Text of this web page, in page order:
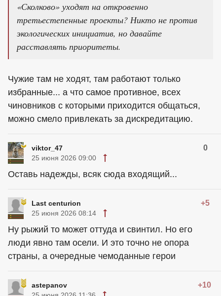
«Сколково» уходят на откровенно
третьестепенные проекты? Никто не против
экологических инициатив, но давайте
расставлять приоритеты.
Чужие там не ходят, там работают только
избранные... а что самое противное, всех
чиновников с которыми приходится общаться,
можно смело привлекать за дискредитацию.
viktor_47 0
25 июня 2026 09:00
Оставь надежды, всяк сюда входящий...
Last centurion +5
25 июня 2026 08:14
Ну рыжий то может оттуда и свинтил. Но его
люди явно там осели. И это точно не опора
страны, а очередные чемоданные герои
astepanov +10